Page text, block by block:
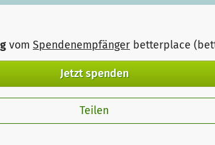
vom Spendenempfänger betterplace
Jetzt spenden
Teilen